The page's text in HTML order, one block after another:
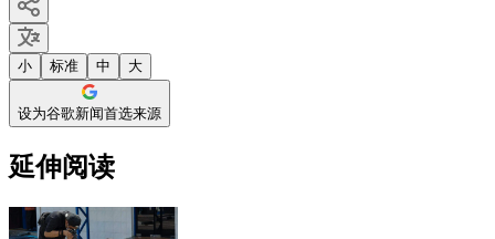
小 标准 中 大
设为谷歌新闻首选来源
延伸阅读